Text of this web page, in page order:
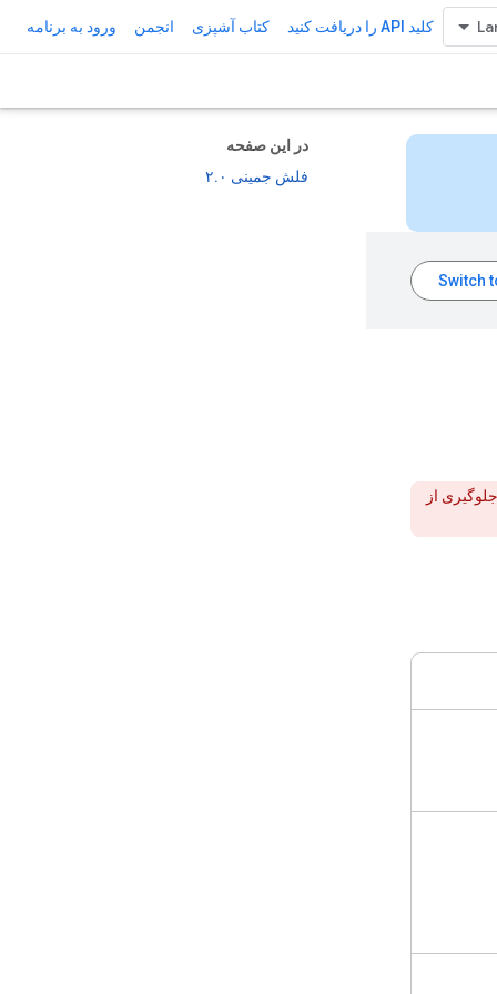
کلید API را دریافت کنید کتاب آشپزی انجمن ورود به برنامه
در این صفحه
فلش جمینی ۲.۰
جلوگیری از